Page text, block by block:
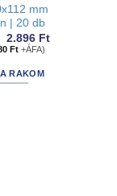
mm
| 20 db
Original
price
3.277 Ft.
2.896 FtCurrent
Ft +ÁFA)
RAKOM